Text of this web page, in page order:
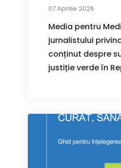
07 Aprilie 2026
Media pentru
jurnalistului
conținut despre
justiție verde în